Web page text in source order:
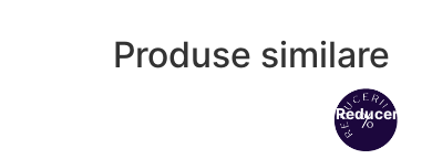
Produse similare
Reduceri!